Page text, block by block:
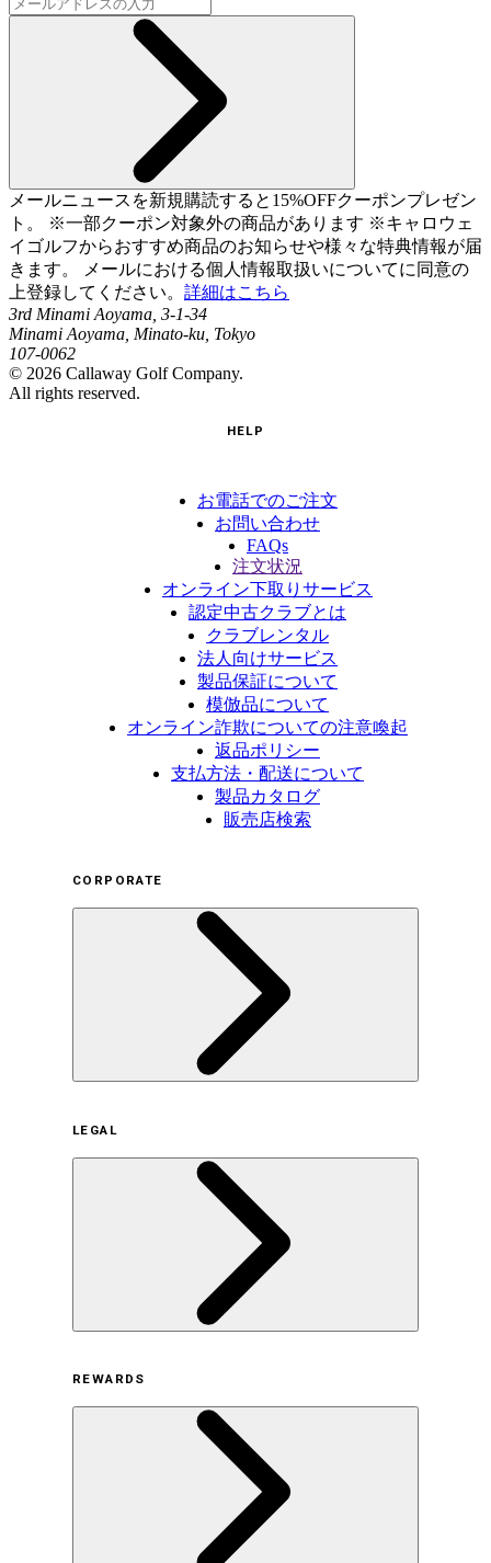
メールニュースを新規購読すると15%OFFクーポンプレゼン
ト。 ※一部クーポン対象外の商品があります ※キャロウェ
イゴルフからおすすめ商品のお知らせや様々な特典情報が届
きます。 メールにおける個人情報取扱いについてに同意の
上登録してください。 詳細はこちら
3rd Minami Aoyama, 3-1-34
Minami Aoyama, Minato-ku, Tokyo
107-0062
© 2026 Callaway Golf Company.
All rights reserved.
HELP
お電話でのご注文
お問い合わせ
FAQs
注文状況
オンライン下取りサービス
認定中古クラブとは
クラブレンタル
法人向けサービス
製品保証について
模倣品について
オンライン詐欺についての注意喚起
返品ポリシー
支払方法・配送について
製品カタログ
販売店検索
CORPORATE
サステナビリティの取り組み（日本）
サステナビリティの取り組み（米国/英語）
ヒストリー
採用情報
LEGAL
オンラインストア利用規約
プライバシーポリシー
特定商取引法に基づく表示
古物営業法に基づく表示
REWARDS